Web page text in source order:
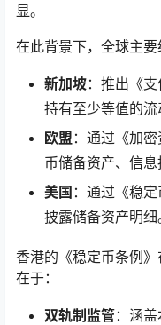
显。
在此背景下，全球主要
新加坡：推出《
持有至少等值的流
欧盟 ：通过《加
币储备资产、信息
美国 ：通过《稳
披露储备资产明细
香港的《稳定币条例
在于：
双轨制监管：涵